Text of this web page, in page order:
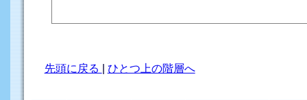
先頭に戻る ひとつ上の階層へ